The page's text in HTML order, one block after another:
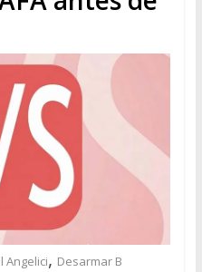
Angelici, Desarmar B